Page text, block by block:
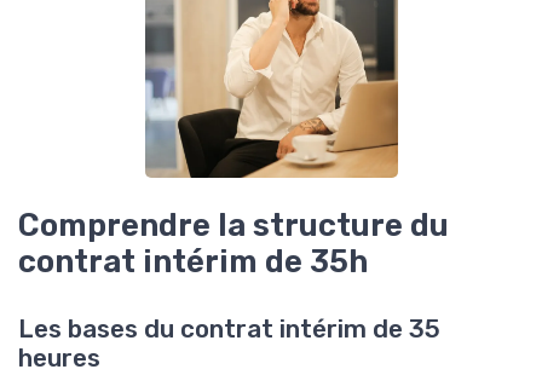
Comprendre la structure du
contrat intérim de 35h
Les bases du contrat intérim de 35
heures